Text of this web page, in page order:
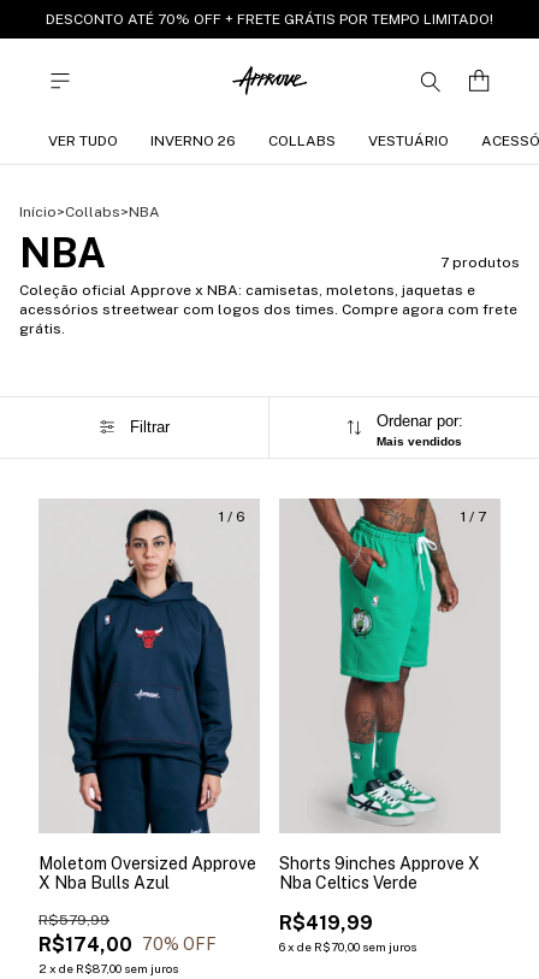
DESCONTO ATÉ 70% OFF + FRETE GRÁTIS POR TEMPO LIMITADO!
VER TUDO INVERNO 26 COLLABS VESTUÁRIO
Início>Collabs>NBA
NBA
7 produtos
Coleção oficial Approve x NBA: camisetas, moletons, jaquetas e
acessórios streetwear com logos dos times. Compre agora com frete
grátis.
Filtrar Ordenar por:
Mais vendidos
1 / 6
Moletom Oversized Approve
X Nba Bulls Azul
R$174,00
R$579,99
70% OFF
2 x de R$87,00 sem juros
1 / 7
Shorts 9inches Approve X
Nba Celtics Verde
R$419,99
6x de R$70,00 sem juros